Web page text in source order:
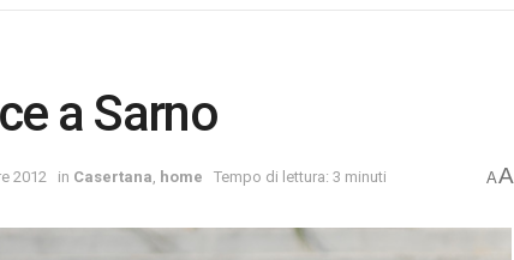
a Sarno
2012 in Casertana home Tempo di lettura: 3 minuti AA